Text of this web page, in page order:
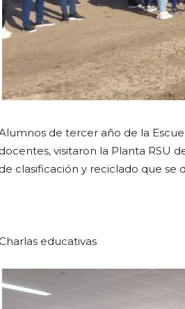
de tercer año de la
docentes, visitaron la Planta RSU
de clasificación y reciclado que se
Charlas educativas